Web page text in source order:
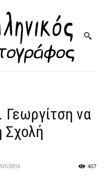
Γεωργίτση να
Σχολή
2016 407